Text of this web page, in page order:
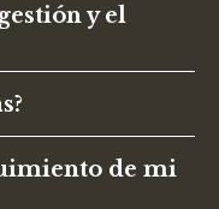
y el
de mi